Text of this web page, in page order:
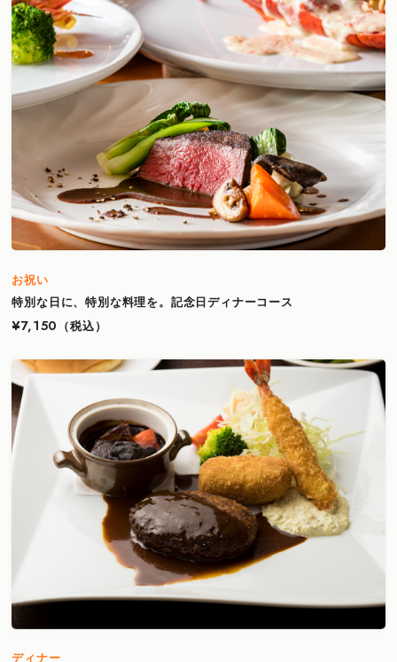
お祝い
特別な日に、特別な料理を。記念日ディナーコース
¥7,150
（税込）
ディナー